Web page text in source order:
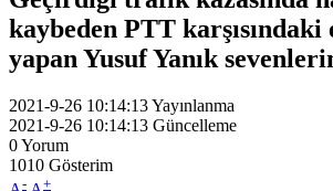
kaybeden PTT karşısındaki
yapan Yusuf Yanık
2021-9-26 10:14:13Yayınlanma
2021-9-26 10:14:13 Güncelleme
0Yorum
1010 Gösterim
- +